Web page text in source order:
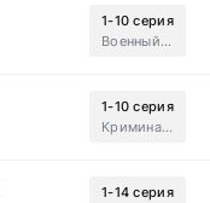
1-10 серия
Военный, Исторический, Зарубежный, Мелодрама, Драма
1-10 серия
Криминал, Драма
1-14 серия